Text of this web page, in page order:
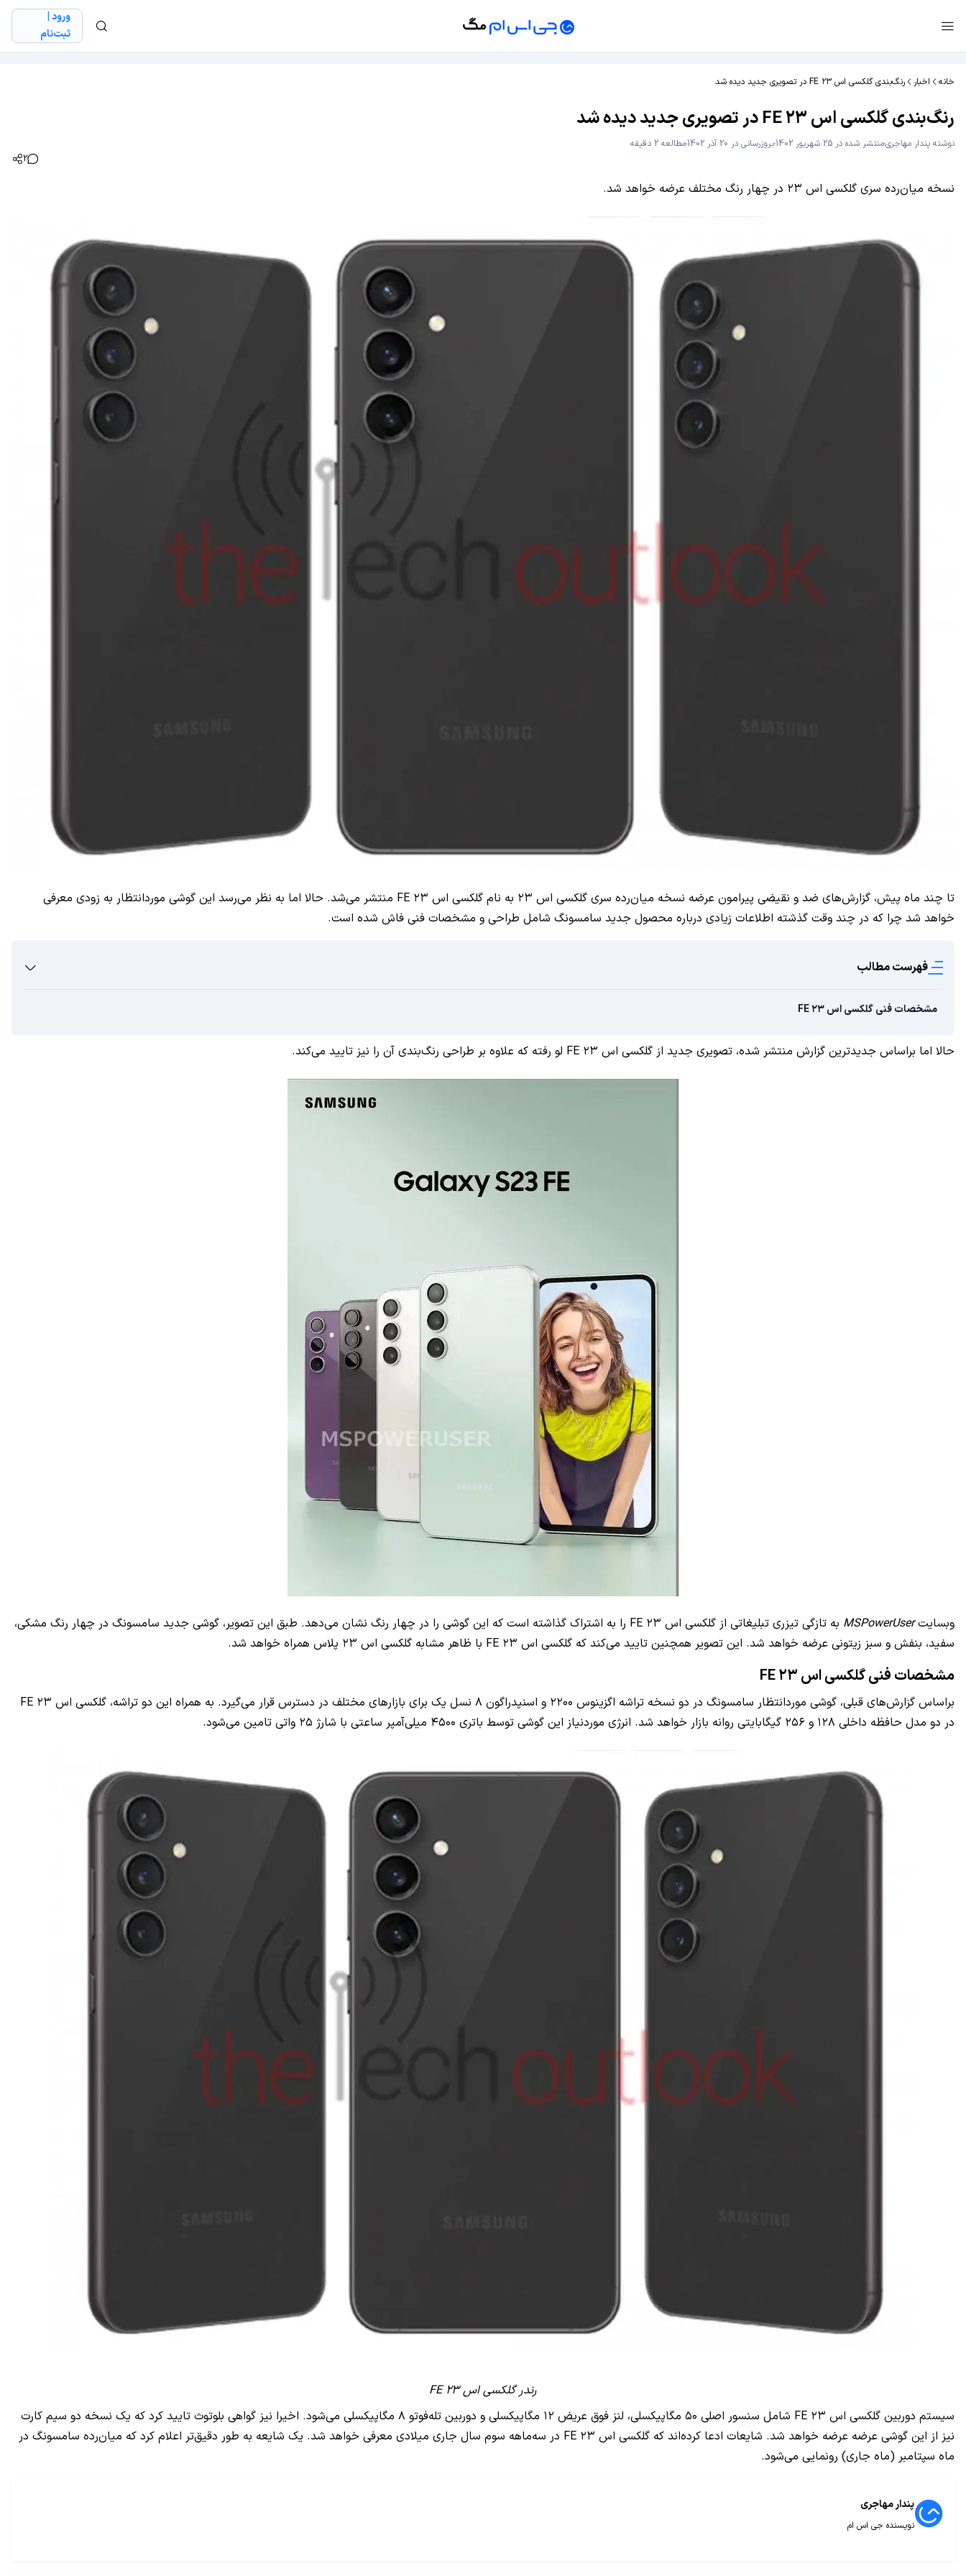
ورود |
ثبت‌نام
خانه اخبار رنگ‌بندی گلکسی اس ۲۳ FE در تصویری جدید دیده شد
رنگ‌بندی گلکسی اس ۲۳ FE در تصویری جدید دیده شد
نوشته پندار مهاجریمنتشر شده در 25 شهریور 1402 بروزرسانی در 20 آذر 1402
مطالعه 2 دقیقه
2
نسخه‌ میان‌رده سری گلکسی اس ۲۳ در چهار رنگ مختلف عرضه خواهد شد.
تا چند ماه پیش، گزارش‌های ضد و نقیضی پیرامون عرضه نسخه‌ میان‌رده سری گلکسی اس ۲۳ به نام گلکسی اس ۲۳ FE منتشر می‌شد. حالا اما به نظر می‌رسد این گوشی موردانتظار به زودی معرفی
خواهد شد چرا که در چند وقت گذشته اطلاعات زیادی درباره محصول جدید سامسونگ شامل طراحی و مشخصات فنی فاش شده است.
فهرست مطالب
مشخصات فنی گلکسی اس ۲۳ FE
حالا اما براساس جدیدترین گزارش منتشر شده، تصویری جدید از گلکسی اس ۲۳ FE لو رفته که علاوه بر طراحی رنگ‌بندی آن را نیز تایید می‌کند.
وبسایتMSPowerUser
به تازگی تیزری تبلیغاتی از گلکسی اس ۲۳ FE را به اشتراک گذاشته است که این گوشی را در چهار رنگ نشان می‌دهد. طبق این تصویر، گوشی جدید سامسونگ در چهار رنگ مشکی،
سفید، بنفش و سبز زیتونی عرضه خواهد شد. این تصویر همچنین تایید می‌کند که گلکسی اس ۲۳ FE با ظاهر مشابه گلکسی اس ۲۳ پلاس همراه خواهد شد.
مشخصات فنی گلکسی اس ۲۳ FE
براساس گزارش‌های قبلی، گوشی موردانتظار سامسونگ در دو نسخه تراشه اگزینوس ۲۲۰۰ و اسنپدراگون ۸ نسل یک برای بازارهای مختلف در دسترس قرار می‌گیرد. به همراه این دو تراشه، گلکسی اس ۲۳ FE
در دو مدل حافظه داخلی ۱۲۸ و ۲۵۶ گیگابایتی روانه بازار خواهد شد. انرژی موردنیاز این گوشی توسط باتری ۴۵۰۰ میلی‌آمپر ساعتی با شارژ ۲۵ واتی تامین می‌شود.
رندر گلکسی اس ۲۳ FE
سیستم دوربین گلکسی اس ۲۳ FE شامل سنسور اصلی ۵۰ مگاپیکسلی، لنز فوق عریض ۱۲ مگاپیکسلی و دوربین تله‌فوتو ۸ مگاپیکسلی می‌شود. اخیرا نیز گواهی بلوتوث تایید کرد که یک نسخه دو سیم کارت
نیز از این گوشی عرضه عرضه خواهد شد. شایعات ادعا کرده‌اند که گلکسی اس ۲۳ FE در سه‌ماهه سوم سال جاری میلادی معرفی خواهد شد. یک شایعه به طور دقیق‌تر اعلام کرد که میان‌رده سامسونگ در
ماه سپتامبر (ماه جاری) رونمایی می‌شود.
پندار مهاجری
نویسنده جی اس ام